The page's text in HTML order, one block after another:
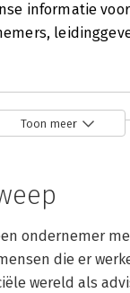
informatie
Toon meer
ondernemer
die er
wereld als